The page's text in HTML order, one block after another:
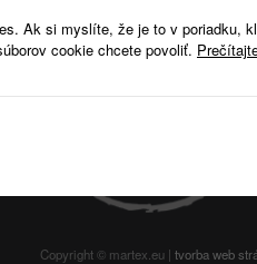
Copyright © martex.eu | tvorba web
Ak si myslíte, že je to v poriadku,
cookie chcete povoliť.